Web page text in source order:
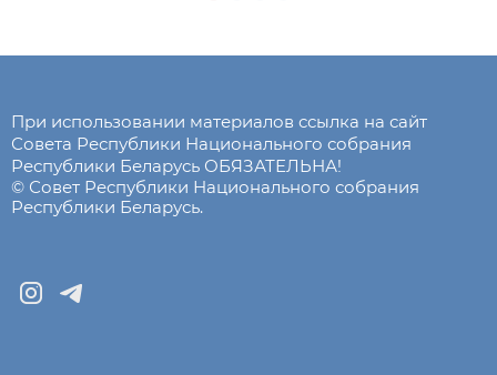
При использовании материалов ссылка на сайт
Совета Республики Национального собрания
Республики Беларусь ОБЯЗАТЕЛЬНА!
© Совет Республики Национального собрания
Республики Беларусь.